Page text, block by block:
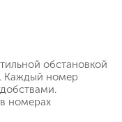
обстановкой
Каждый номер
номерах